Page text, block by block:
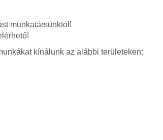
munkatársunktól!
kínálunk az alábbi területeken: